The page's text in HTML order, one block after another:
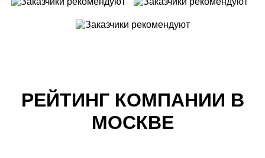
РЕЙТИНГ КОМПАНИИ В
МОСКВЕ